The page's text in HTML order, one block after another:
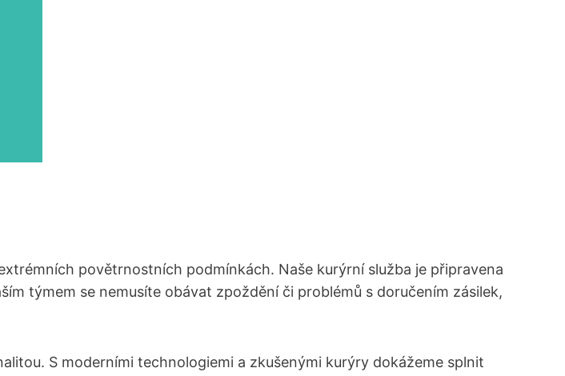
povětrnostních podmínkách. ‌Naše kurýrní služba je připravena‍
⁤týmem se nemusíte obávat zpoždění či problémů s doručením ⁢zásilek,
S moderními technologiemi​ a zkušenými kurýry dokážeme splnit